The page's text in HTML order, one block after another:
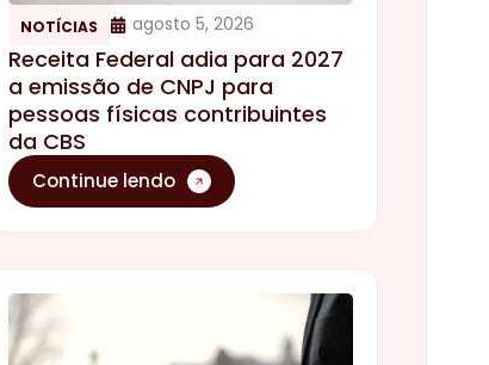
NOTÍCIAS agosto 5, 2026
Receita Federal adia para 2027
a emissão de CNPJ para
pessoas físicas contribuintes
da CBS
Continue lendo